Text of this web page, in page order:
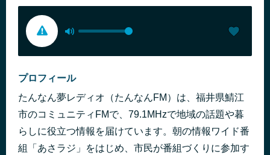
プロフィール
たんなん夢レディオ（たんなんFM）は、福井県鯖江
市のコミュニティFMで、79.1MHzで地域の話題や暮
らしに役立つ情報を届けています。朝の情報ワイド番
組「あさラジ」をはじめ、市民が番組づくりに参加す